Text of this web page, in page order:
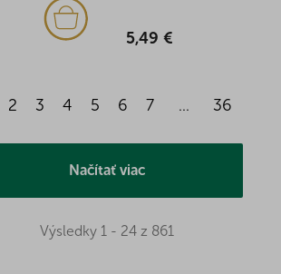
5,49 €
2 3 4 5 6 7 ... 36
Načítať viac
Výsledky 1 - 24 z 861